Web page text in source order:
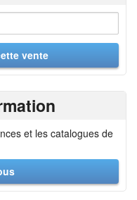
et les catalogues de